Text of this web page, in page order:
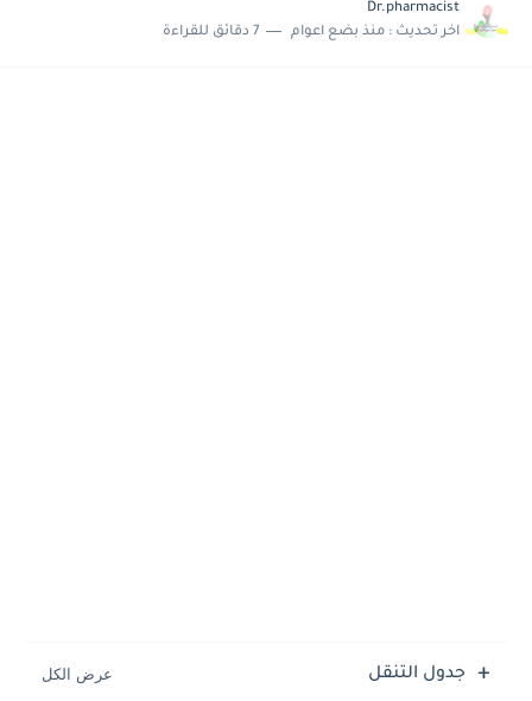
Dr.pharmacist
اخر تحديث : منذ بضع اعوام 7 دقائق للقراءة
جدول التنقل